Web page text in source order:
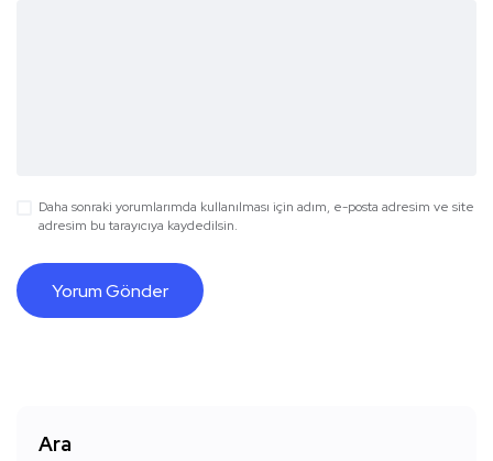
Daha sonraki yorumlarımda kullanılması için adım, e-posta adresim ve site
adresim bu tarayıcıya kaydedilsin.
Ara